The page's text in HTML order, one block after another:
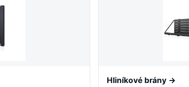
Hliníkové brány →